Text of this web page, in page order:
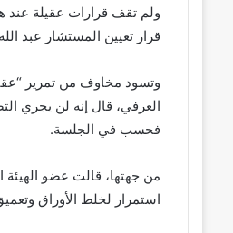
ولم تقف قرارات عقيلة عند
قرار تعيين المستشار عبد
وتسود مخاوف من تمرير
العرفي، قال إنه لن يجري
فحسب في الجلسة.
من جهتها، قالت عضو
استمرار لخلط الأوراق